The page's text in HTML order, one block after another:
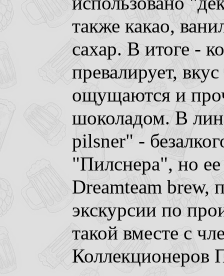
также какао,
сахар. В итоге -
превалирует,
ощущаются и
шоколадом. В
pilsner" -
"Пилснера", но
Dreamteam brew,
экскурсии по
такой вместе с
Коллекционеров